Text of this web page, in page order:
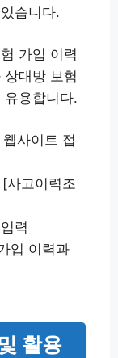
습니다.
가입 이력
대방 보험
유용합니다.
사이트 접
사고이력조
력
입 이력과
활용